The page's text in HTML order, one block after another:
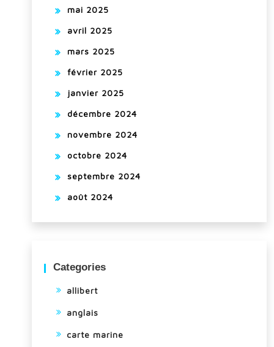
mai 2025
avril 2025
mars 2025
février 2025
janvier 2025
décembre 2024
novembre 2024
octobre 2024
septembre 2024
août 2024
Categories
allibert
anglais
carte marine